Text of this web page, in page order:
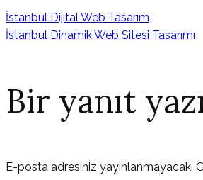
İstanbul Dijital Web Tasarım
İstanbul Dinamik Web Sitesi Tasarımı
Bir yanıt
E-posta adresiniz yayınlanmayacak.